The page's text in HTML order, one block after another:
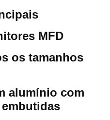
MFD
os tamanhos
alumínio com